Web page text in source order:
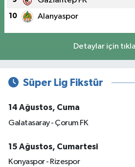
10 Alanyaspor
Detaylar için
Süper Lig Fikstür
14 Ağustos, Cuma
Galatasaray - Çorum FK
15 Ağustos, Cumartesi
Konyaspor - Rizespor